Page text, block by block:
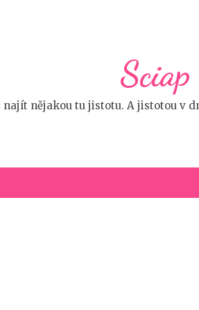
Sciap
nějakou tu jistotu. A jistotou v